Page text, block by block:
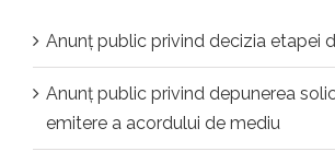
Anunț public privind decizia etapei
Anunț public privind depunerea
emitere a acordului de mediu